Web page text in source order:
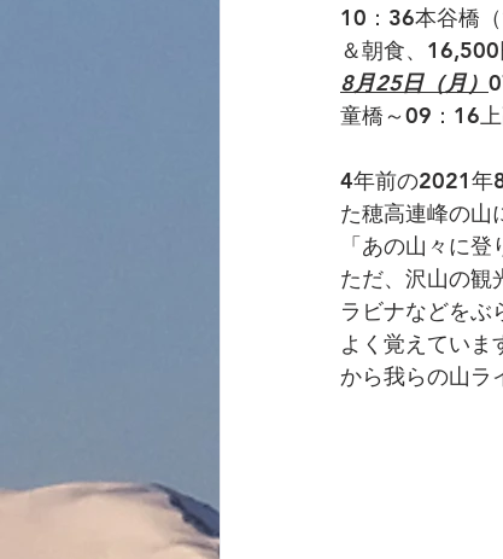
10：36本谷橋
＆朝食、16,500
8月25日（月）
童橋～09：16
4年前の2021年
た穂高連峰の山
「あの山々に
ただ、沢山の観
ラビナなどをぶ
よく覚えていま
から我らの山ラ